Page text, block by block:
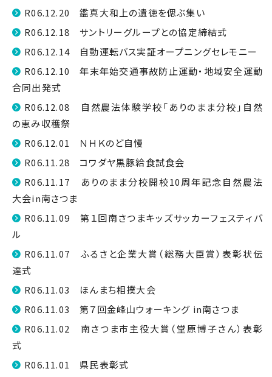
R06.12.20 鑑真大和上の遺徳を偲ぶ集い
R06.12.18 サントリーグループとの協定締結式
R06.12.14 自動運転バス実証オープニングセレモニー
R06.12.10 年末年始交通事故防止運動・地域安全運動
合同出発式
R06.12.08 自然農法体験学校「ありのまま分校」自然
の恵み収穫祭
R06.12.01 ＮＨＫのど自慢
R06.11.28 コワダヤ黒豚給食試食会
R06.11.17 ありのまま分校開校10周年記念自然農法
大会in南さつま
R06.11.09 第１回南さつまキッズサッカーフェスティバ
ル
R06.11.07 ふるさと企業大賞（総務大臣賞）表彰状伝
達式
R06.11.03 ほんまち相撲大会
R06.11.03 第７回金峰山ウォーキング in南さつま
R06.11.02 南さつま市主役大賞（堂原博子さん）表彰
式
R06.11.01 県民表彰式